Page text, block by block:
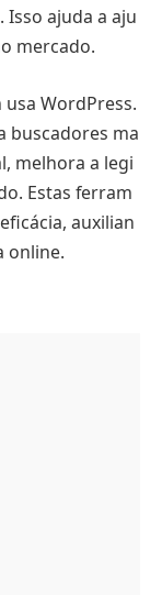
Isso ajuda a aju
mercado.
usa WordPress.
buscadores ma
melhora a legi
Estas ferram
auxilian
online.